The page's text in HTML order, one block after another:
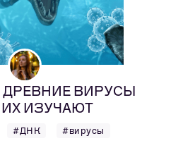
ВИРУСЫ
ИХ ИЗУЧАЮТ
#ДНК #вирусы